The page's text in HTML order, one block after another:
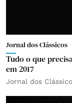
Jornal dos Clássicos
Tudo o que
em 2017
Jornal dos